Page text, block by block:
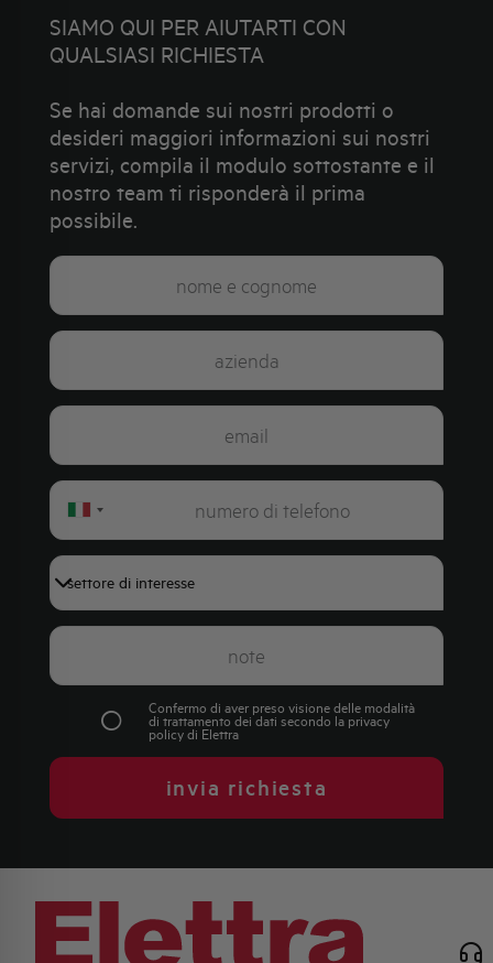
SIAMO QUI PER AIUTARTI CON
QUALSIASI RICHIESTA
Se hai domande sui nostri prodotti o
desideri maggiori informazioni sui nostri
servizi, compila il modulo sottostante e il
nostro team ti risponderà il prima
possibile.
Italy
Confermo di aver preso visione delle modalità
di trattamento dei dati secondo la privacy
policydi Elettra
invia richiesta